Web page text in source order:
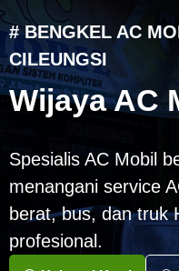
# BENGKEL AC
CILEUNGSI
Wijaya AC
Spesialis AC Mobil
menangani service
berat, bus, dan truk
profesional.